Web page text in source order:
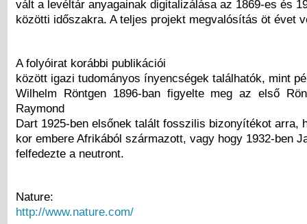
vált a levéltár anyagainak digitalizálása az 1869-es és
közötti időszakra. A teljes projekt megvalósítás öt évet
A folyóirat korábbi publikációi
között igazi tudományos ínyencségek találhatók, mint
Wilhelm Röntgen 1896-ban figyelte meg az első
Raymond
Dart 1925-ben elsőnek talált fosszilis bizonyítékot arra,
kor embere Afrikából származott, vagy hogy 1932-ben
felfedezte a neutront.
Nature:
http://www.nature.com/